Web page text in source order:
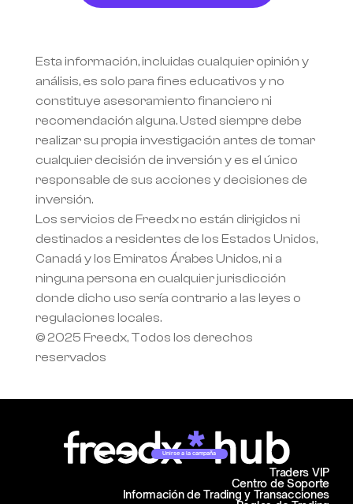
Esta información, incluidas cualquier opinión y
análisis, es solo para fines educativos y no
constituye asesoramiento financiero ni
recomendación alguna. Usted siempre debe
realizar su propia investigación antes de tomar
cualquier decisión de inversión y es el único
responsable de sus acciones y decisiones de
inversión.
Los servicios de Freedx no están dirigidos ni
destinados a residentes de los Estados Unidos,
Canadá y los Emiratos Árabes Unidos, ni a
ninguna persona en cualquier jurisdicción
donde dicho uso sería contrario a las leyes o
regulaciones locales.
© 2025 Freedx, Todos los derechos
reservados
Unirse a la campaña
Centro de Soporte
Información de Trading y Transacciones
Traders VIP